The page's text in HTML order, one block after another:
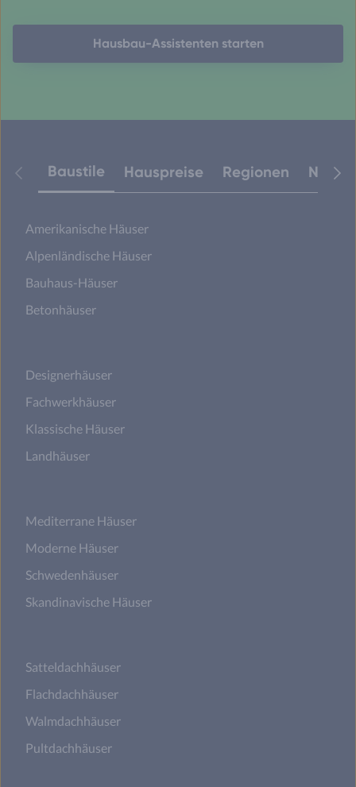
Hausbau-Assistenten starten
Baustile Hauspreise Regionen
Amerikanische Häuser
Alpenländische Häuser
Bauhaus-Häuser
Betonhäuser
Designerhäuser
Fachwerkhäuser
Klassische Häuser
Landhäuser
Mediterrane Häuser
Moderne Häuser
Schwedenhäuser
Skandinavische Häuser
Satteldachhäuser
Flachdachhäuser
Walmdachhäuser
Pultdachhäuser